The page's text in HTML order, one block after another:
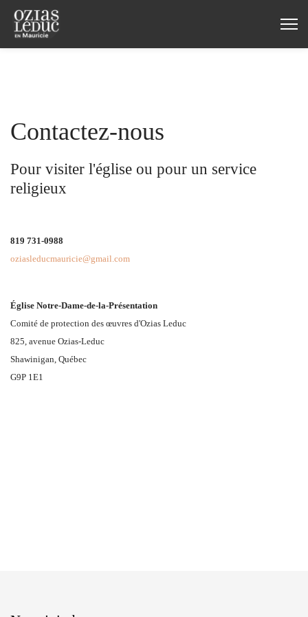
Contactez-nous
Pour visiter l'église ou pour un service
religieux
819 731-0988
oziasleducmauricie@gmail.com
Église Notre-Dame-de-la-Présentation
Comité de protection des œuvres d'Ozias Leduc
825, avenue Ozias-Leduc
Shawinigan, Québec
G9P 1E1